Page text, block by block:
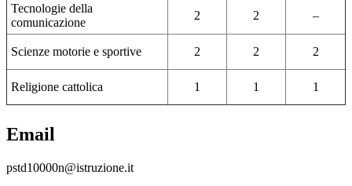
Tecnologie della
comunicazione
2 2 –
Scienze motorie e sportive 2 2 2
Religione cattolica 1 1 1
Email
pstd10000n@istruzione.it